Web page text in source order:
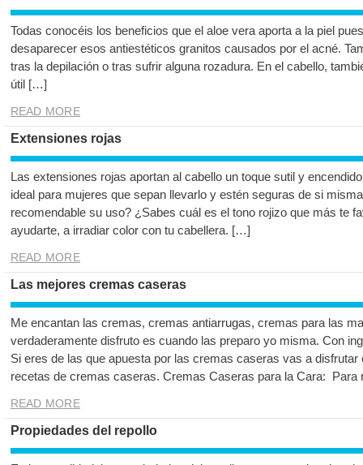
Todas conocéis los beneficios que el aloe vera aporta a la piel
desaparecer esos antiestéticos granitos causados por el acné.
tras la depilación o tras sufrir alguna rozadura. En el cabello,
útil […]
READ MORE
Extensiones rojas
Las extensiones rojas aportan al cabello un toque sutil y
ideal para mujeres que sepan llevarlo y estén seguras de si
recomendable su uso? ¿Sabes cuál es el tono rojizo que más te
ayudarte, a irradiar color con tu cabellera. […]
READ MORE
Las mejores cremas caseras
Me encantan las cremas, cremas antiarrugas, cremas para las
verdaderamente disfruto es cuando las preparo yo misma. Con
Si eres de las que apuesta por las cremas caseras vas a
recetas de cremas caseras. Cremas Caseras para la Cara:
READ MORE
Propiedades del repollo